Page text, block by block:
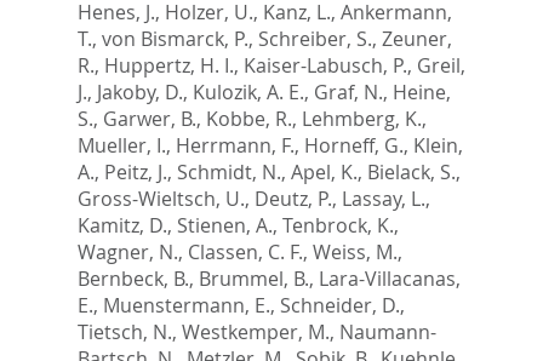
Henes, J., Holzer, U., Kanz, L., Ankermann,
T., von Bismarck, P., Schreiber, S., Zeuner,
R., Huppertz, H. I., Kaiser-Labusch, P., Greil,
J., Jakoby, D., Kulozik, A. E., Graf, N., Heine,
S., Garwer, B., Kobbe, R., Lehmberg, K.,
Mueller, I., Herrmann, F., Horneff, G., Klein,
A., Peitz, J., Schmidt, N., Apel, K., Bielack, S.,
Gross-Wieltsch, U., Deutz, P., Lassay, L.,
Kamitz, D., Stienen, A., Tenbrock, K.,
Wagner, N., Classen, C. F., Weiss, M.,
Bernbeck, B., Brummel, B., Lara-Villacanas,
E., Muenstermann, E., Schneider, D.,
Tietsch, N., Westkemper, M., Naumann-